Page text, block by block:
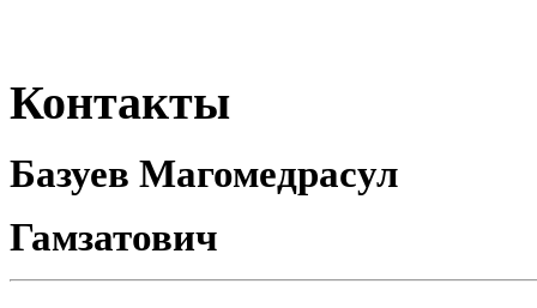
Контакты
Базуев Магомедрасул
Гамзатович